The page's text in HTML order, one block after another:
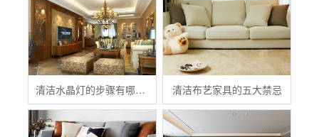
清洁水晶灯的步骤有哪些？ 清洁布艺家具的五大禁忌